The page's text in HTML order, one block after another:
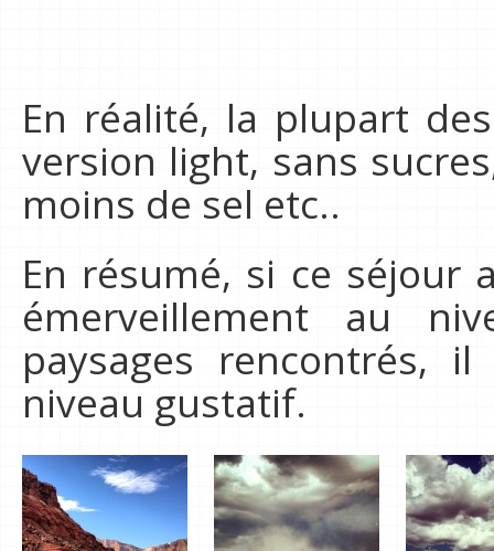
En réalité, la plupart
version light, sans
moins de sel etc..
En résumé, si ce séjour
émerveillement au
paysages rencontrés,
niveau gustatif.